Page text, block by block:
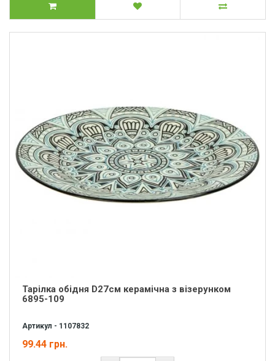
Тарілка обідня D27см керамічна з візерунком
6895-109
Артикул - 1107832
99.44 грн.